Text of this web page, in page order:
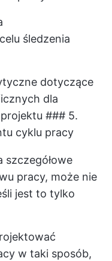
śledzenia
dotyczące
dla
### 5.
cyklu pracy
szczegółowe
pracy, może nie
jest to tylko
w taki sposób,